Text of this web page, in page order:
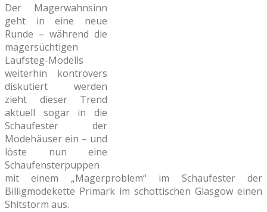
Der Magerwahnsinn
geht in eine neue
Runde – während die
magersüchtigen
Laufsteg-Modells
weiterhin kontrovers
diskutiert werden
zieht dieser Trend
aktuell sogar in die
Schaufester der
Modehäuser ein – und
löste nun eine
Schaufensterpuppen
mit einem „Magerproblem“ im Schaufester der
Billigmodekette Primark im schottischen Glasgow einen
Shitstorm aus.